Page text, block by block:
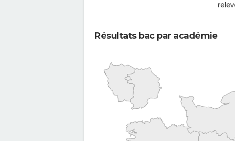
Résultats bac par académie